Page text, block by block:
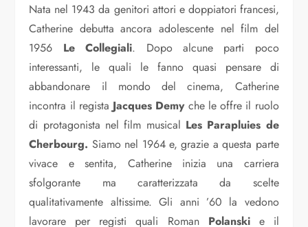
Nata nel 1943 da genitori attori e doppiatori francesi,
Catherine debutta ancora adolescente nel film del
1956 Le Collegiali. Dopo alcune parti poco
interessanti, le quali le fanno quasi pensare di
abbandonare il mondo del cinema, Catherine
incontra il regista Jacques Demyche le offre il ruolo
di protagonista nel film musical Les Parapluies de
Cherbourg. Siamo nel 1964 e, grazie a questa parte
vivace e sentita, Catherine inizia una carriera
sfolgorante ma caratterizzata da scelte
qualitativamente altissime. Gli anni ’60 la vedono
lavorare per registi quali Roman Polanskie il